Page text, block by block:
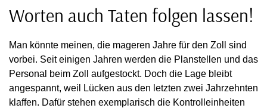
Worten auch Taten folgen lassen!
Man könnte meinen, die mageren Jahre für den Zoll sind
vorbei. Seit einigen Jahren werden die Planstellen und das
Personal beim Zoll aufgestockt. Doch die Lage bleibt
angespannt, weil Lücken aus den letzten zwei Jahrzehnten
klaffen. Dafür stehen exemplarisch die Kontrolleinheiten